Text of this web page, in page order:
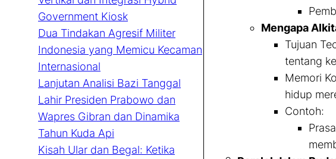
Government Kiosk
Dua Tindakan Agresif Militer
Indonesia yang Memicu Kecaman
Internasional
Lanjutan Analisi Bazi Tanggal
Lahir Presiden Prabowo dan
Wapres Gibran dan Dinamika
Tahun Kuda Api
Kisah Ular dan Begal: Ketika
Mengapa
Tujuan
tentang
Memori
hidup
Contoh: